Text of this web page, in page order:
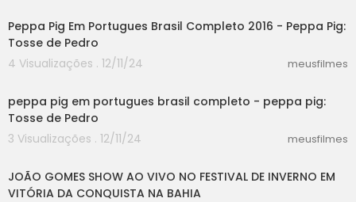
Peppa Pig Em Portugues Brasil Completo 2016 - Peppa Pig:
Tosse de Pedro
4 Visualizações . 12/11/24
meusfilmes
peppa pig em portugues brasil completo - peppa pig:
Tosse de Pedro
3 Visualizações . 12/11/24
meusfilmes
JOÃO GOMES SHOW AO VIVO NO FESTIVAL DE INVERNO EM
VITÓRIA DA CONQUISTA NA BAHIA